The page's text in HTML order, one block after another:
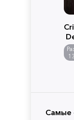
Самые